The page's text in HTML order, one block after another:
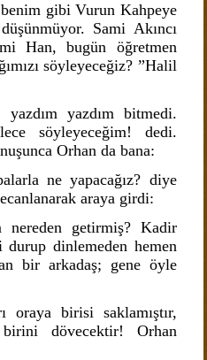
gibi Vurun Kahpeye
Sami Akıncı
Han, bugün öğretmen
söyleyeceğiz? ”Halil
yazdım bitmedi.
söyleyeceğim! dedi.
Orhan da bana:
ne yapacağız? diye
araya girdi:
nereden getirmiş? Kadir
dinlemeden hemen
bir arkadaş; gene öyle
oraya birisi saklamıştır,
dövecektir! Orhan